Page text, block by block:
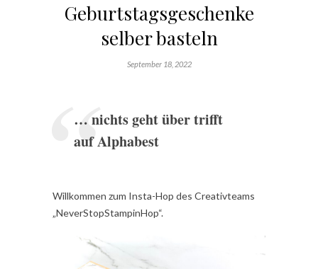
Geburtstagsgeschenke
selber basteln
September 18, 2022
… nichts geht über trifft
auf Alphabest
Willkommen zum Insta-Hop des Creativteams
„NeverStopStampinHop“.